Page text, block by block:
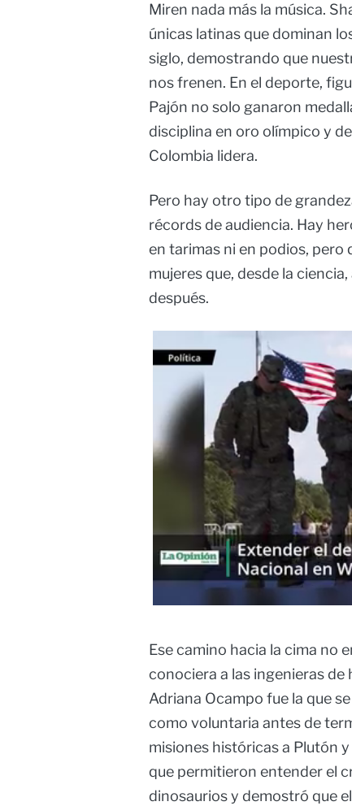
Miren nada más la música.
únicas latinas que dominan
siglo, demostrando que
nos frenen. En el deporte,
Pajón no solo ganaron
disciplina en oro olímpico y
Colombia lidera.
Pero hay otro tipo de
récords de audiencia. Hay
en tarimas ni en podios, pero
mujeres que, desde la
después.
Ese camino hacia la cima no
conociera a las ingenieras de
Adriana Ocampo fue la que
como voluntaria antes de
misiones históricas a Plutón
que permitieron entender el
dinosaurios y demostró que